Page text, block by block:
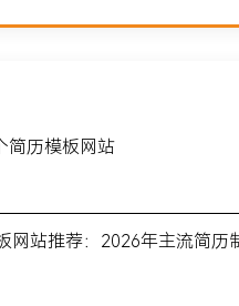
简历模板网站
网站推荐：2026年主流简历